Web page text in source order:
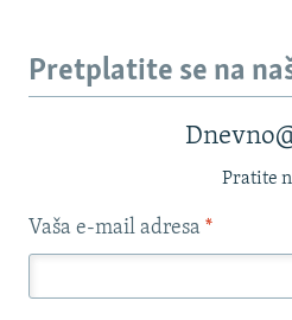
Pretplatite se na
Pratite
Vaša e-mail adresa *